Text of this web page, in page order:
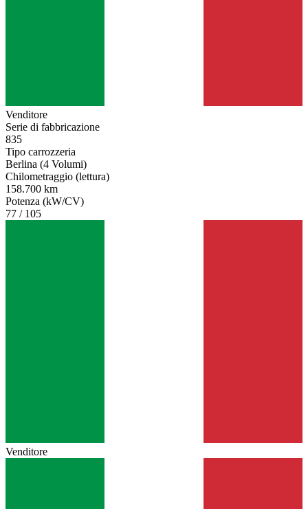
Venditore
Serie di fabbricazione
835
Tipo carrozzeria
Berlina (4 Volumi)
Chilometraggio (lettura)
158.700 km
Potenza (kW/CV)
77 / 105
Venditore